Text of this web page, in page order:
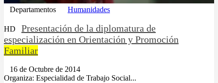
Departamentos Humanidades
HD
Presentación de la diplomatura de
especialización en Orientación y Promoción
Familiar
16 de Octubre de 2014
Organiza: Especialidad de Trabajo Social...